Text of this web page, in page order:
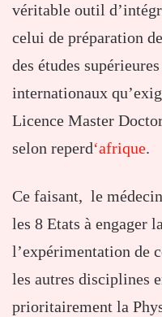
véritable outil
celui de préparation
des études
internationaux
Licence Master
selon reperd‘afrique.
Ce faisant, le
les 8 Etats à engager
l’expérimentation de
les autres disciplines
prioritairement la